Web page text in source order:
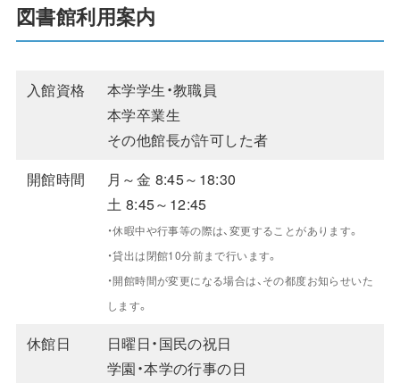
図書館利用案内
入館資格
本学学生・教職員
本学卒業生
その他館長が許可した者
開館時間
月～金 8:45～18:30
土 8:45～12:45
・休暇中や行事等の際は、変更することがあります。
・貸出は閉館10分前まで行います。
・開館時間が変更になる場合は、その都度お知らせいた
します。
休館日
日曜日・国民の祝日
学園・本学の行事の日